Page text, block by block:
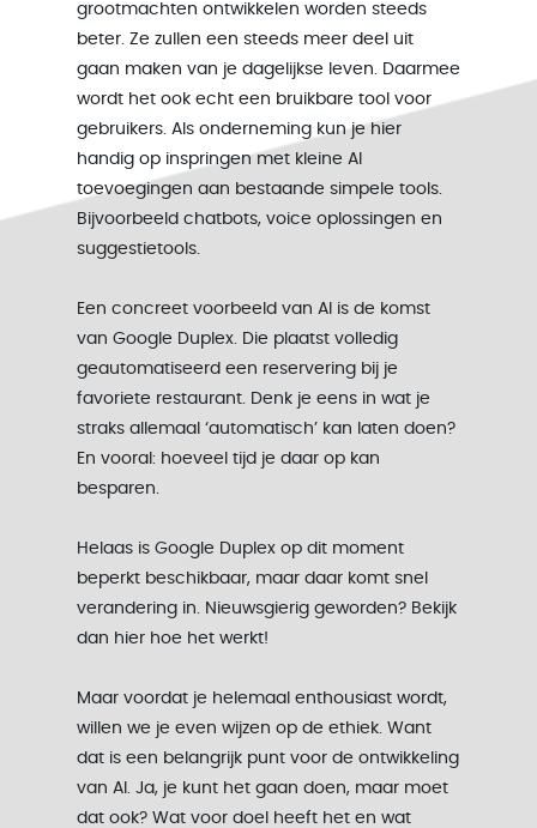
grootmachten ontwikkelen worden steeds
beter. Ze zullen een steeds meer deel uit
gaan maken van je dagelijkse leven. Daarmee
wordt het ook echt een bruikbare tool voor
gebruikers. Als onderneming kun je hier
handig op inspringen met kleine AI
toevoegingen aan bestaande simpele tools.
Bijvoorbeeld chatbots, voice oplossingen en
suggestietools.
Een concreet voorbeeld van AI is de komst
van Google Duplex. Die plaatst volledig
geautomatiseerd een reservering bij je
favoriete restaurant. Denk je eens in wat je
straks allemaal ‘automatisch’ kan laten doen?
En vooral: hoeveel tijd je daar op kan
besparen.
Helaas is Google Duplex op dit moment
beperkt beschikbaar, maar daar komt snel
verandering in. Nieuwsgierig geworden? Bekijk
dan hier hoe het werkt!
Maar voordat je helemaal enthousiast wordt,
willen we je even wijzen op de ethiek. Want
dat is een belangrijk punt voor de ontwikkeling
van AI. Ja, je kunt het gaan doen, maar moet
dat ook? Wat voor doel heeft het en wat